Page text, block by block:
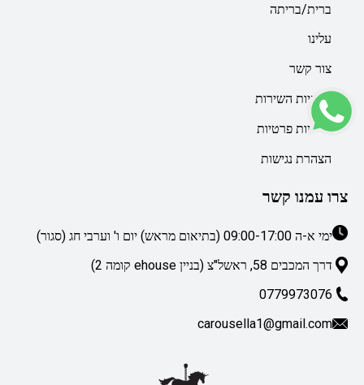
ברית/בריתה
עלינו
צור קשר
מדיניות השירות
מדיניות פרטיות
הצהרת נגישות
צרו עמנו קשר
ימי א-ה 09:00-17:00 (בתיאום מראש) יום ו' וערבי חג (סגור)
דרך המכבים 58, ראשל"צ (בניין ehouse קומה 2)
0779973076
carousella1@gmail.com